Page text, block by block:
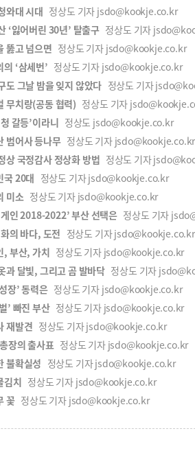
와대 시대 정상도 기자 jsdo@kookje.co.kr
‘잃어버린 30년’ 탈출구 정상도 기자
뚫고 넘으면 정상도 기자 jsdo@kookje.co.kr
‘삼세번’ 정상도 기자 jsdo@kookje.co.kr
도 그날 밤을 잊지 않았다 정상도 기자
무치랑(공동 협력) 정상도 기자
갈등’이라니 정상도 jsdo@kookje.co.kr
범어사 등나무정상도 기자 jsdo@kookje.co.kr
상 국정감사 정상화 방법 정상도 기자
국 20대 정상도 기자 jsdo@kookje.co.kr
미소정상도 기자 jsdo@kookje.co.kr
인 2018-2022’ 부산 선택은 정상도 기자
의 바다, 도전 정상도 기자 jsdo@kookje.co.kr
, 부산, 가치 정상도 기자 jsdo@kookje.co.kr
과 달빛, 그리고 곰 발바닥 정상도 기자
장’ 동력은정상도 기자 jsdo@kookje.co.kr
’ 빠진 부산정상도 기자 jsdo@kookje.co.kr
재발견 정상도 기자 jsdo@kookje.co.kr
장의 출사표정상도 기자 jsdo@kookje.co.kr
불확실성 정상도 기자 jsdo@kookje.co.kr
김치 정상도 기자 jsdo@kookje.co.kr
꽃정상도 기자 jsdo@kookje.co.kr